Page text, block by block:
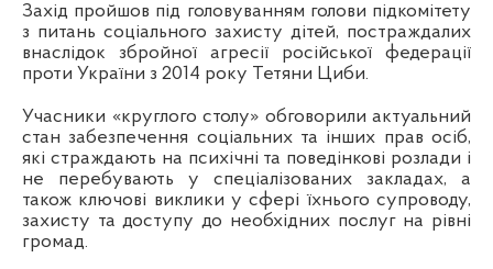
Захід пройшов під головуванням голови підкомітету
з питань соціального захисту дітей, постраждалих
внаслідок збройної агресії російської федерації
проти України з 2014 року Тетяни Циби.
Учасники «круглого столу» обговорили актуальний
стан забезпечення соціальних та інших прав осіб,
які страждають на психічні та поведінкові розлади і
не перебувають у спеціалізованих закладах, а
також ключові виклики у сфері їхнього супроводу,
захисту та доступу до необхідних послуг на рівні
громад.